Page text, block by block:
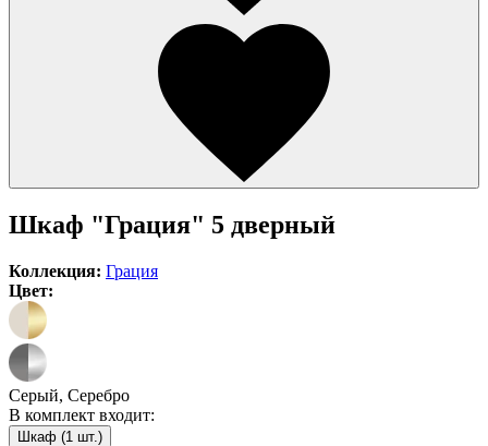
Шкаф "Грация" 5 дверный
Коллекция: Грация
Цвет:
Серый, Серебро
В комплект входит:
Шкаф (1 шт.)